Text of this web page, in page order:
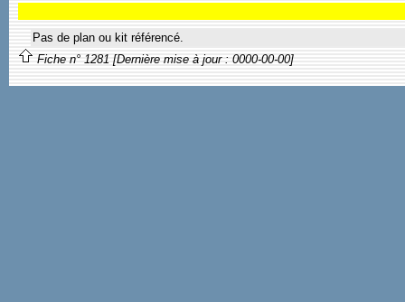
Pas de plan ou kit référencé.
Fiche n° 1281 [Dernière mise à jour : 0000-00-00]